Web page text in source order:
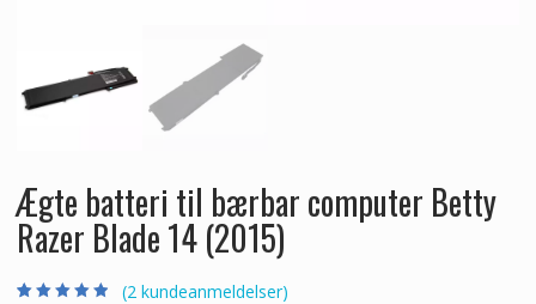
Ægte batteri til bærbar computer Betty
Razer Blade 14 (2015)
(2 kundeanmeldelser)